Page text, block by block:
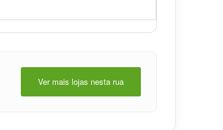
Ver mais lojas nesta rua